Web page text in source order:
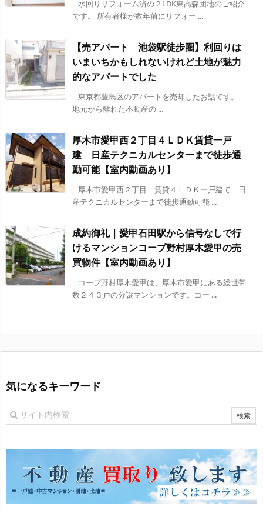
水回りリフォーム済の２LDK東高森団地のご紹介
です。 所有者様が数年前にリフォー ...
【売アパート 池袋駅徒歩圏】利回りは
いまいちかもしれないけれど土地が魅力
的なアパートでした
東京都豊島区のアパートを売却したお話です。
地元から離れた不動産の ...
厚木市愛甲西２丁目４ＬＤＫ賃貸一戸
建 日産テクニカルセンターまで徒歩通
勤可能【室内動画あり】
厚木市愛甲西２丁目 賃貸４ＬＤＫ一戸建て 日
産テクニカルセンターまで徒歩通勤可能 ...
成約御礼｜愛甲石田駅から信号なしで行
けるマンションコープ野村厚木愛甲の売
買物件【室内動画あり】
コープ野村厚木愛甲は、厚木市愛甲にある総世帯
数２４３戸の分譲マンションです。コー ...
気になるキーワード